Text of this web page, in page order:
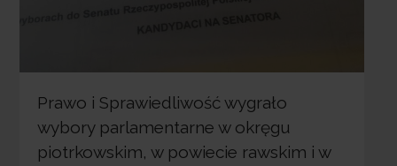
Prawo i Sprawiedliwość wygrało
wybory parlamentarne w okręgu
piotrkowskim, w powiecie rawskim i w